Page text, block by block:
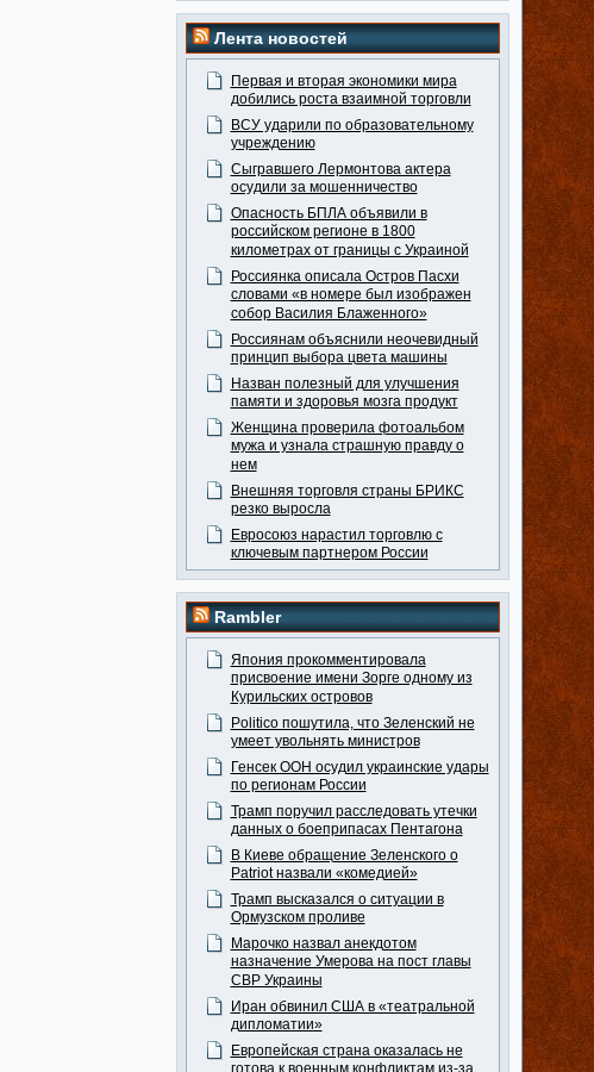
Лента новостей
Первая и вторая экономики мира
добились роста взаимной торговли
ВСУ ударили по образовательному
учреждению
Сыгравшего Лермонтова актера
осудили за мошенничество
Опасность БПЛА объявили в
российском регионе в 1800
километрах от границы с Украиной
Россиянка описала Остров Пасхи
словами «в номере был изображен
собор Василия Блаженного»
Россиянам объяснили неочевидный
принцип выбора цвета машины
Назван полезный для улучшения
памяти и здоровья мозга продукт
Женщина проверила фотоальбом
мужа и узнала страшную правду о
нем
Внешняя торговля страны БРИКС
резко выросла
Евросоюз нарастил торговлю с
ключевым партнером России
Rambler
Япония прокомментировала
присвоение имени Зорге одному из
Курильских островов
Politico пошутила, что Зеленский не
умеет увольнять министров
Генсек ООН осудил украинские удары
по регионам России
Трамп поручил расследовать утечки
данных о боеприпасах Пентагона
В Киеве обращение Зеленского о
Patriot назвали «комедией»
Трамп высказался о ситуации в
Ормузском проливе
Марочко назвал анекдотом
назначение Умерова на пост главы
СВР Украины
Иран обвинил США в «театральной
дипломатии»
Европейская страна оказалась не